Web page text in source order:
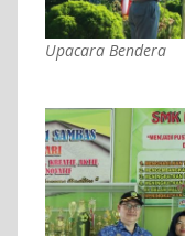
Upacara Bendera